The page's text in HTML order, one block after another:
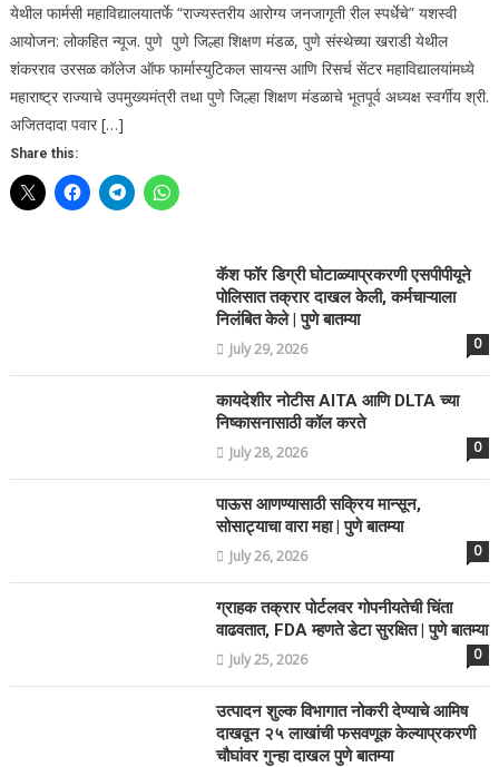
येथील फार्मसी महाविद्यालयातर्फे “राज्यस्तरीय आरोग्य जनजागृती रील स्पर्धेचे” यशस्वी
आयोजन: लोकहित न्यूज. पुणे पुणे जिल्हा शिक्षण मंडळ, पुणे संस्थेच्या खराडी येथील
शंकरराव उरसळ कॉलेज ऑफ फार्मास्युटिकल सायन्स आणि रिसर्च सेंटर महाविद्यालयांमध्ये
महाराष्ट्र राज्याचे उपमुख्यमंत्री तथा पुणे जिल्हा शिक्षण मंडळाचे भूतपूर्व अध्यक्ष स्वर्गीय श्री.
अजितदादा पवार […]
Share this:
कॅश फॉर डिग्री घोटाळ्याप्रकरणी एसपीपीयूने
पोलिसात तक्रार दाखल केली, कर्मचाऱ्याला
निलंबित केले | पुणे बातम्या
July 29, 2026 0
कायदेशीर नोटीस AITA आणि DLTA च्या
निष्कासनासाठी कॉल करते
July 28, 2026 0
पाऊस आणण्यासाठी सक्रिय मान्सून,
सोसाट्याचा वारा महा | पुणे बातम्या
July 26, 2026 0
ग्राहक तक्रार पोर्टलवर गोपनीयतेची चिंता
वाढवतात, FDA म्हणते डेटा सुरक्षित | पुणे बातम्या
July 25, 2026 0
उत्पादन शुल्क विभागात नोकरी देण्याचे आमिष
दाखवून २५ लाखांची फसवणूक केल्याप्रकरणी
चौघांवर गुन्हा दाखल पुणे बातम्या